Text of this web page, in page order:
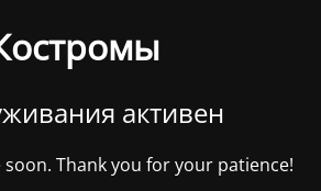
активен
soon. Thank you for your patience!